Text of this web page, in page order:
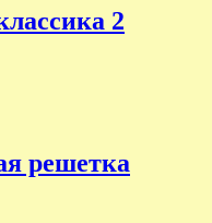
2
решетка